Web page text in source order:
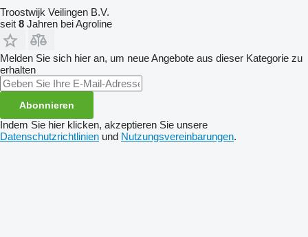
Troostwijk Veilingen B.V.
seit 8 Jahren bei Agroline
Melden Sie sich hier an, um neue Angebote aus dieser Kategorie zu
erhalten
Abonnieren
Indem Sie hier klicken, akzeptieren Sie unsere
Datenschutzrichtlinien und Nutzungsvereinbarungen.